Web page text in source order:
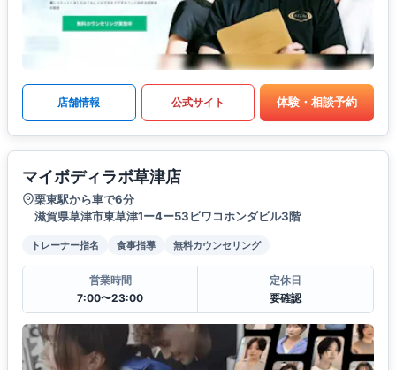
店舗情報 公式サイト 体験・相談予約
マイボディラボ草津店
栗東駅から車で6分
滋賀県草津市東草津1ー4ー53ビワコホンダビル3階
トレーナー指名 食事指導 無料カウンセリング
営業時間
7:00〜23:00
定休日
要確認